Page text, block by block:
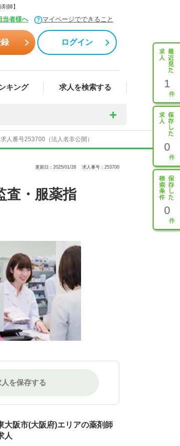
師】
当者様へ マイページでできること
ログイン
キング 求人を検索する 1
0
0
人番号253700（法人名非公開）
更新日：2025/01/28 求人番号：253700
査・服薬指
人を保存する
大阪市(大阪府)エリアの薬剤師
人